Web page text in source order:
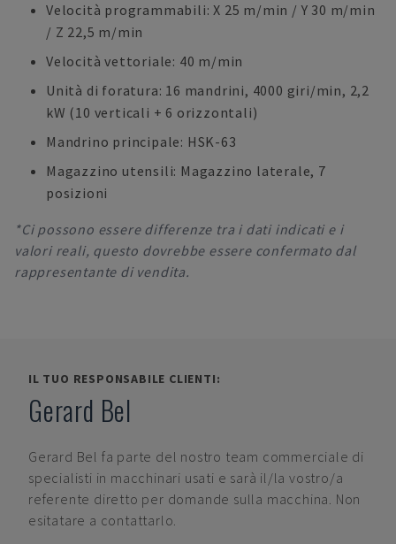
Velocità programmabili: X 25 m/min / Y 30 m/min
/ Z 22,5 m/min
Velocità vettoriale: 40 m/min
Unità di foratura: 16 mandrini, 4000 giri/min, 2,2
kW (10 verticali + 6 orizzontali)
Mandrino principale: HSK-63
Magazzino utensili: Magazzino laterale, 7
posizioni
*Ci possono essere differenze tra i dati indicati e i
valori reali, questo dovrebbe essere confermato dal
rappresentante di vendita.
IL TUO RESPONSABILE CLIENTI:
Gerard Bel
Gerard Bel fa parte del nostro team commerciale di
specialisti in macchinari usati e sarà il/la vostro/a
referente diretto per domande sulla macchina. Non
esitatare a contattarlo.